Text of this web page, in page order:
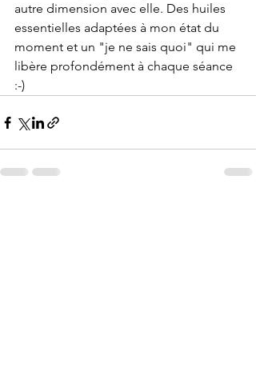
autre dimension avec elle. Des huiles
essentielles adaptées à mon état du
moment et un "je ne sais quoi" qui me
libère profondément à chaque séance
:-)